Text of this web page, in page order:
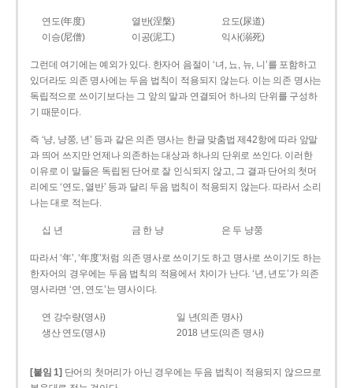
연도(年度) 열반(涅槃)
요도(尿道)
이승(尼僧)
이공(泥工) 익사(溺死)
그런데 여기에는 예외가 있다. 한자어 음절이 ‘녀, 뇨, 뉴, 니’를 포함하고
있더라도 의존 명사에는 두음 법칙이 적용되지 않는다. 이는 의존 명사는
독립적으로 쓰이기보다는 그 앞의 말과 연결되어 하나의 단위를 구성하
기 때문이다.
즉 ‘냥, 냥쭝, 년’ 등과 같은 의존 명사는 한글 맞춤법 제42항에 따라 앞말
과 띄어 쓰지만 언제나 의존하는 대상과 하나의 단위로 쓰인다. 이러한
이유로 이 말들은 독립된 단어로 잘 인식되지 않고, 그 결과 단어의 첫머
리에도 ‘연도, 열반’ 등과 달리 두음 법칙이 적용되지 않는다. 따라서 소리
나는 대로 적는다.
십 년 금 한 냥 은 두 냥쭝
따라서 ‘年’, ‘年度’처럼 의존 명사로 쓰이기도 하고 명사로 쓰이기도 하는
한자어의 경우에는 두음 법칙의 적용에서 차이가 난다. ‘년, 년도’가 의존
명사라면 ‘연, 연도’는 명사이다.
연 강수량(명사)
일 년(의존 명사)
생산 연도(명사)
2018 년도(의존 명사)
[붙임 1] 단어의 첫머리가 아닌 경우에는 두음 법칙이 적용되지 않으므로